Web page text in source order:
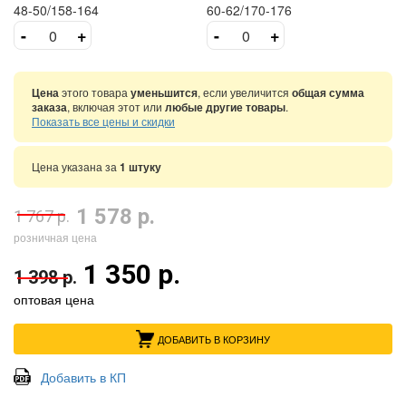
48-50/158-164
- +
60-62/170-176
- +
Ценаэтого товара уменьшится, если увеличится общая сумма
заказа, включая этот или любые другие товары.
Показать все цены и скидки
Цена указана за 1 штуку
1 767 р. 1 578 р.
розничная цена
1 398 р. 1 350 р.
оптовая цена
ДОБАВИТЬ В КОРЗИНУ
Добавить в КП